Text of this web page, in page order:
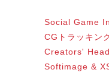
Social Game
CGトラッキン
Creators'
Softimage &